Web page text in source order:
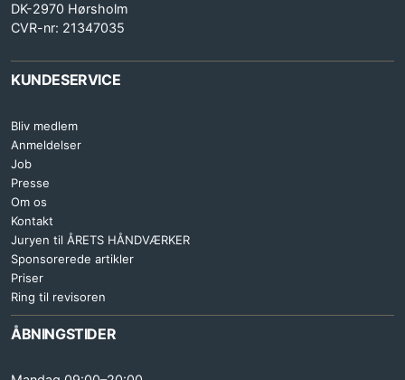
DK-2970 Hørsholm
CVR-nr: 21347035
KUNDESERVICE
Bliv medlem
Anmeldelser
Job
Presse
Om os
Kontakt
Juryen til ÅRETS HÅNDVÆRKER
Sponsorerede artikler
Priser
Ring til revisoren
ÅBNINGSTIDER